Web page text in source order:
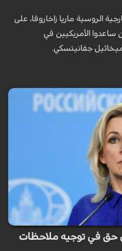
الروسية ماريا زاخاروفا، على
ساعدوا الأمريكيين في
جفانيتسكي.
حق في توجيه ملاحظات